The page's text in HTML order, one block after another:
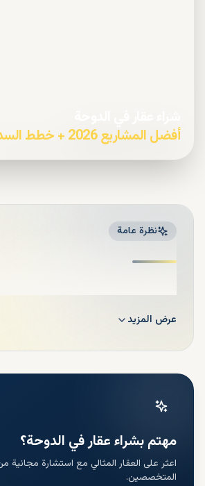
أفضل المشاريع 2026 + خطط السداد
نظرة عامة
عرض المزيد
مهتم بشراء عقار في الدوحة؟
اعثر على العقار المثالي مع استشارة مجانية
المتخصصين.